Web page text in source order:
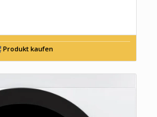
Produkt kaufen